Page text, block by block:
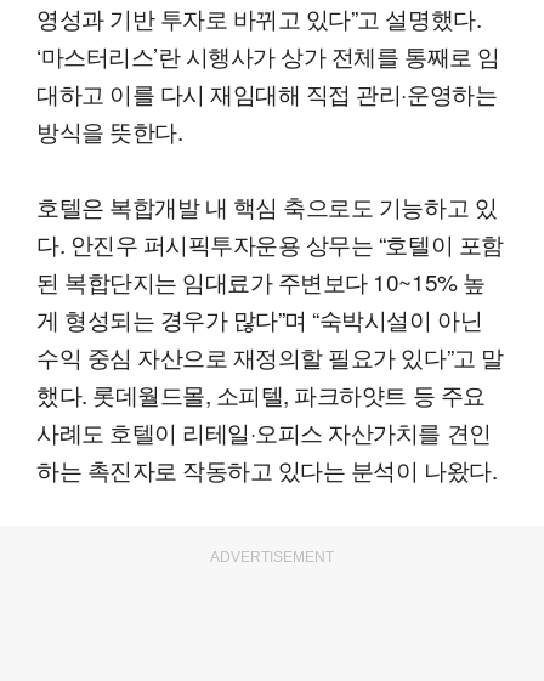
영성과 기반 투자로 바뀌고 있다”고 설명했다.
‘마스터리스’란 시행사가 상가 전체를 통째로 임
대하고 이를 다시 재임대해 직접 관리·운영하는
방식을 뜻한다.
호텔은 복합개발 내 핵심 축으로도 기능하고 있
다. 안진우 퍼시픽투자운용 상무는 “호텔이 포함
된 복합단지는 임대료가 주변보다 10~15% 높
게 형성되는 경우가 많다”며 “숙박시설이 아닌
수익 중심 자산으로 재정의할 필요가 있다”고 말
했다. 롯데월드몰, 소피텔, 파크하얏트 등 주요
사례도 호텔이 리테일·오피스 자산가치를 견인
하는 촉진자로 작동하고 있다는 분석이 나왔다.
ADVERTISEMENT